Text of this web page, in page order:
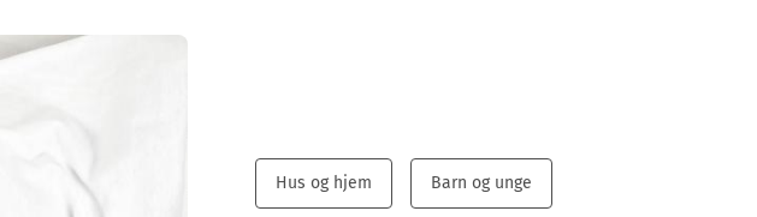
Hus og hjem Barn og unge